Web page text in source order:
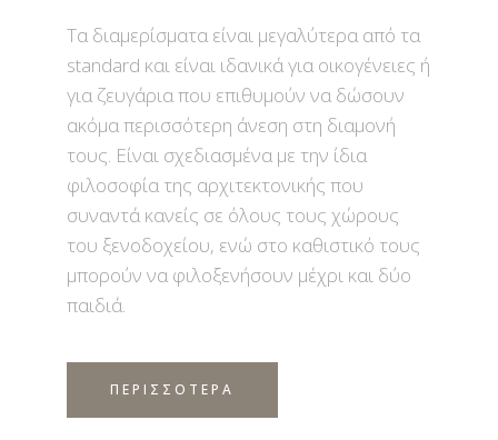
Τα διαμερίσματα είναι μεγαλύτερα από τα
standard και είναι ιδανικά για οικογένειες ή
για ζευγάρια που επιθυμούν να δώσουν
ακόμα περισσότερη άνεση στη διαμονή
τους. Είναι σχεδιασμένα με την ίδια
φιλοσοφία της αρχιτεκτονικής που
συναντά κανείς σε όλους τους χώρους
του ξενοδοχείου, ενώ στο καθιστικό τους
μπορούν να φιλοξενήσουν μέχρι και δύο
παιδιά.
ΠΕΡΙΣΣΟΤΕΡΑ